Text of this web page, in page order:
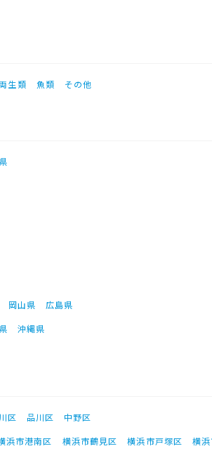
生類 魚類 その他
岡山県
広島県
沖縄県
区 品川区
中野区
浜市港南区 横浜市鶴見区 横浜市戸塚区
横